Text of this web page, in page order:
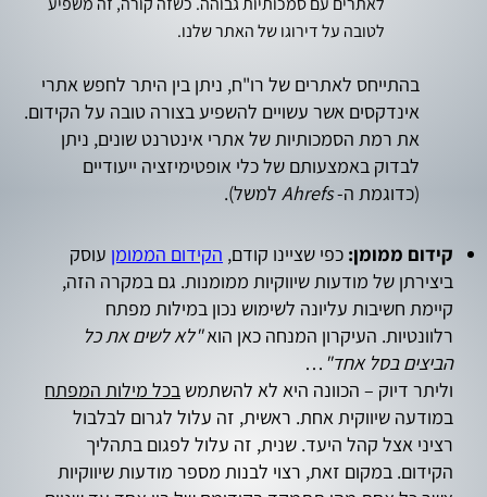
לטובה על דירוגו של האתר שלנו.
בהתייחס לאתרים של רו"ח, ניתן בין היתר לחפש אתרי
אינדקסים אשר עשויים להשפיע בצורה טובה על הקידום.
את רמת הסמכותיות של אתרי אינטרנט שונים, ניתן
לבדוק באמצעותם של כלי אופטימיזציה ייעודיים
(כדוגמת ה-Ahrefs למשל).
קידום ממומן: כפי שציינו קודם, הקידום הממומן עוסק
ביצירתן של מודעות שיווקיות ממומנות. גם במקרה הזה,
קיימת חשיבות עליונה לשימוש נכון במילות מפתח
רלוונטיות. העיקרון המנחה כאן הוא"לא לשים את כל
הביצים בסל אחד" …
וליתר דיוק – הכוונה היא לא להשתמש בכל מילות המפתח
במודעה שיווקית אחת. ראשית, זה עלול לגרום לבלבול
רציני אצל קהל היעד. שנית, זה עלול לפגום בתהליך
הקידום. במקום זאת, רצוי לבנות מספר מודעות שיווקיות